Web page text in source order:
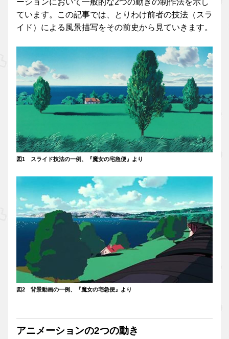
ーションにおいて一般的な2つの動きの制作法を示し
ています。この記事では、とりわけ前者の技法（スラ
イド）による風景描写をその前史から見ていきます。
図1 スライド技法の一例、『魔女の宅急便』より
図2 背景動画の一例、『魔女の宅急便』より
アニメーションの2つの動き